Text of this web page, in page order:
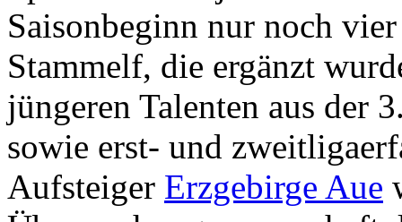
Saisonbeginn nur noch
Stammelf, die ergänzt
jüngeren Talenten aus der
sowie erst- und
Aufsteiger Erzgebirge Aue